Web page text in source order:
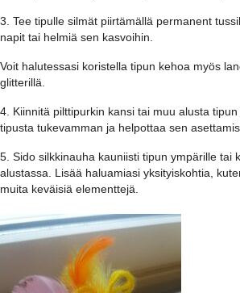
3. Tee tipulle silmät piirtämällä permanent
napit tai helmiä sen kasvoihin.
Voit halutessasi koristella tipun kehoa myös
glitterillä.
4. Kiinnitä pilttipurkin kansi tai muu alusta
tipusta tukevamman ja helpottaa sen
5. Sido silkkinauha kauniisti tipun ympärille tai
alustassa. Lisää haluamiasi yksityiskohtia,
muita keväisiä elementtejä.